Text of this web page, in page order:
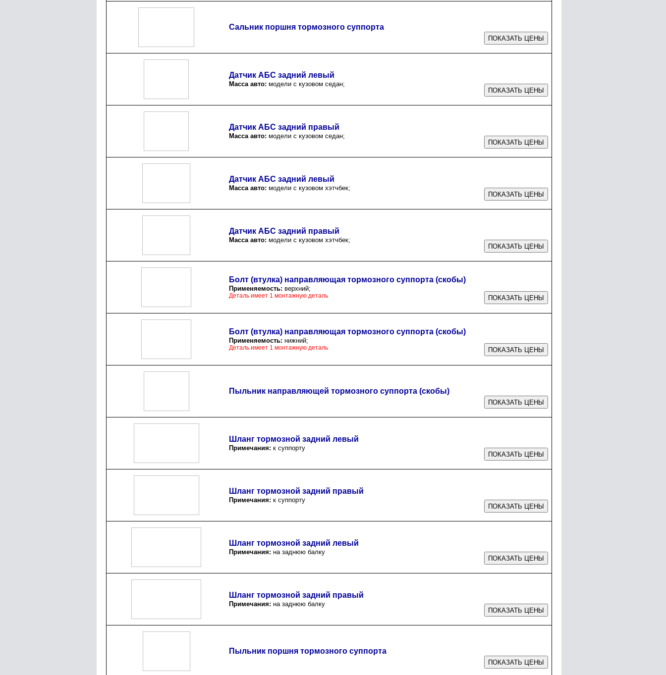
Сальник поршня тормозного суппорта
Датчик АБС задний левый
Масса авто: модели с кузовом седан;
Датчик АБС задний правый
Масса авто: модели с кузовом седан;
Датчик АБС задний левый
Масса авто: модели с кузовом хэтчбек;
Датчик АБС задний правый
Масса авто: модели с кузовом хэтчбек;
Болт (втулка) направляющая тормозного суппорта (скобы)
Применяемость: верхний;
Деталь имеет 1 монтажную деталь
Болт (втулка) направляющая тормозного суппорта (скобы)
Применяемость: нижний;
Деталь имеет 1 монтажную деталь
Пыльник направляющей тормозного суппорта (скобы)
Шланг тормозной задний левый
Примечания: к суппорту
Шланг тормозной задний правый
Примечания: к суппорту
Шланг тормозной задний левый
Примечания: на заднюю балку
Шланг тормозной задний правый
Примечания: на заднюю балку
Пыльник поршня тормозного суппорта